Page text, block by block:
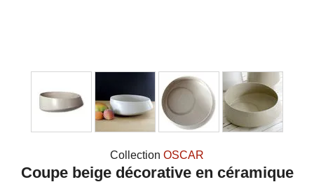
Collection OSCAR
Coupe beige décorative en céramique